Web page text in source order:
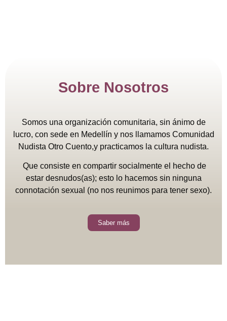
Sobre Nosotros
Somos una organización comunitaria, sin ánimo de
lucro, con sede en Medellín y nos llamamos Comunidad
Nudista Otro Cuento,y practicamos la cultura nudista.
Que consiste en compartir socialmente el hecho de
estar desnudos(as); esto lo hacemos sin ninguna
connotación sexual (no nos reunimos para tener sexo).
Saber más